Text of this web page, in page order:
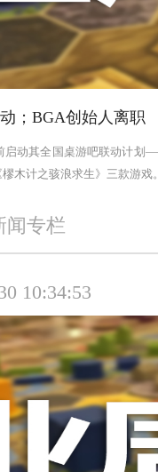
；BGA创始人离职
启动其全国桌游吧联动计
木计之骇浪求生》三款游戏
闻专栏
10:34:53